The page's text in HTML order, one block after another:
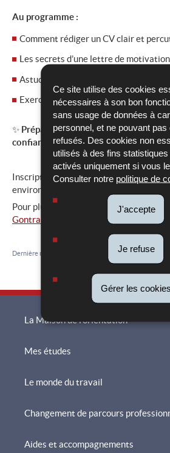
Ce site utilise des cookies
nécessaires à son bon
sans usage de données à
personnel, et ne pouvant pas
refusés. Des cookies non
utilisés à des fins
activés uniquement si vous
Consulter notre politique de
J'accepte
Je refuse
Gérer les cookies
Au programme :
Comment rédiger un CV clair et
Les secrets d’une lettre de
Astuces pour valoriser tes
Exercices pratiques et conseils
✨ Prépare-toi à décrocher ton
confiance !
Inscription obligatoire (le lien sera
environ 3 semaines avant la date de
Pour plus d'informations, merci de
Gontran Poirot
Dernière mise à jour
de
navigation
La Maison de l'orientation
Mes études
Le monde du travail
Changement de parcours
Aides et accompagnements